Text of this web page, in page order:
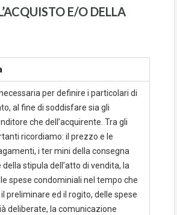
E/O DELLA
per definire i particolari di
al fine di soddisfare sia gli
che dell’acquirente. Tra gli
ricordiamo: il prezzo e le
i ter mini della consegna
della stipula dell’atto di vendita, la
spese condominiali nel tempo che
preliminare ed il rogito, delle spese
deliberate, la comunicazione